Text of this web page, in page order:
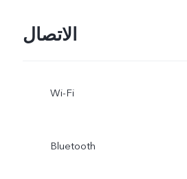
الاتصال
Wi-Fi
Bluetooth